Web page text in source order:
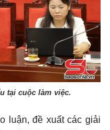
tại cuộc làm việc.
luận, đề xuất các giải